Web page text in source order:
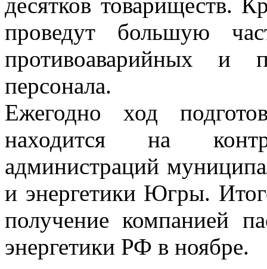
проведут большую
противоаварийных и
персонала.
Ежегодно ход
находится на
администраций
и энергетики Югры.
получение компанией
энергетики РФ в ноябре.